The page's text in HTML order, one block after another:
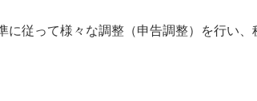
従って様々な調整（申告調整）を行い、